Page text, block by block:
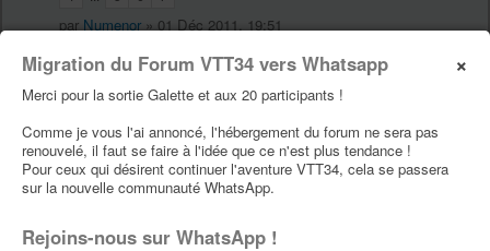
×
Migration du Forum VTT34 vers Whatsapp
Merci pour la sortie Galette et aux 20 participants !
Comme je vous l'ai annoncé, l'hébergement du forum ne sera pas
renouvelé, il faut se faire à l'idée que ce n'est plus tendance !
Pour ceux qui désirent continuer l'aventure VTT34, cela se passera
sur la nouvelle communauté WhatsApp.
Rejoins-nous sur WhatsApp !
par Numenor » 01 Déc 2011, 19:51
Stage de pilotage enduro
1 2
parLe Fred» 29 Août 2011, 09:15
[17 septembre 2011]urban DH sauveterre